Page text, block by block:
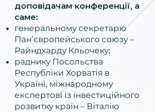
доповідачам конференції, а
саме:
генеральному секретарю
Пан’європейського союзу –
Райндхарду Кльочеку;
раднику Посольства
Республіки Хорватія в
Україні, міжнародному
експертові із інвестиційного
розвитку країн – Віталію